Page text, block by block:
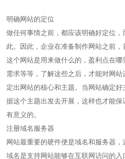
明确网站的定位
做任何事情之前，都应该明确好定位
此。因此，企业在准备制作网站之前
这个网站是用来做什么的，盈利点在
需求等等，了解这些之后，才能对网
定出网站的核心和主题。当网站确定
据这个主题出发去开展，这样也才能
有意义的。
注册域名服务器
网站最重要的硬件便是域名和服务器，
域名是支持网站能够在互联网访问的